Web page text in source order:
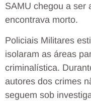
SAMU chegou a ser
encontrava morto.
Policiais Militares
isolaram as áreas
criminalística.
autores dos crimes
seguem sob